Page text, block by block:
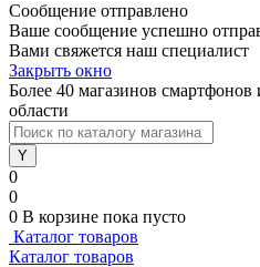
Сообщение отправлено
Ваше сообщение успешно
Вами свяжется наш специалист
Закрыть окно
Более 40 магазинов смартфонов
области
0
0
0 В корзине пока пусто
Каталог товаров
Каталог товаров